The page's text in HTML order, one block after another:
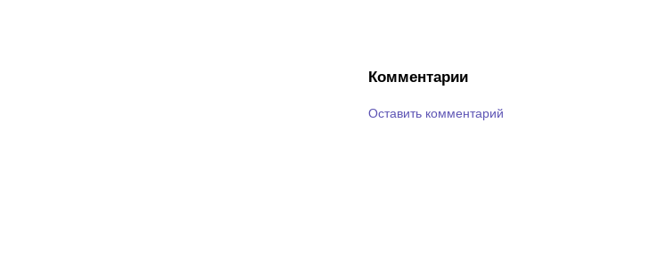
Комментарии
Оставить комментарий